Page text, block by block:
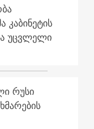
კაბინეტის
უცვლელი
რუსი